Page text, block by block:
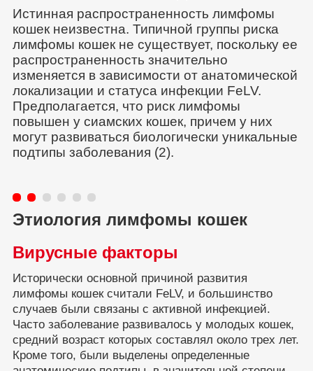
Истинная распространенность лимфомы
кошек неизвестна. Типичной группы риска
лимфомы кошек не существует, поскольку ее
распространенность значительно
изменяется в зависимости от анатомической
локализации и статуса инфекции FeLV.
Предполагается, что риск лимфомы
повышен у сиамских кошек, причем у них
могут развиваться биологически уникальные
подтипы заболевания (2).
Этиология лимфомы кошек
Вирусные факторы
Исторически основной причиной развития
лимфомы кошек считали FeLV, и большинство
случаев были связаны с активной инфекцией.
Часто заболевание развивалось у молодых кошек,
средний возраст которых составлял около трех лет.
Кроме того, были выделены определенные